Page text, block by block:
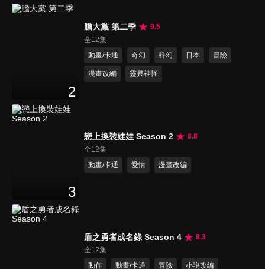
2
膽大黨 第二季
9.5
全12集
動畫/卡通
奇幻 科幻 日本 冒險
漫畫改編 靈異神怪
3
戀上換裝娃娃 Season 2
8.8
全12集
動畫/卡通
愛情 漫畫改編
盾之勇者成名錄 Season 4
8.3
全12集
動作
動畫/卡通 冒險 小說改編